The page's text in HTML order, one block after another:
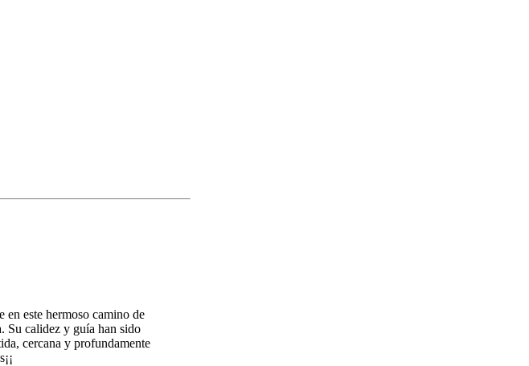
este hermoso camino de
Su calidez y guía han sido
cercana y profundamente